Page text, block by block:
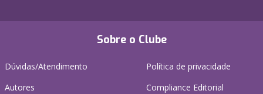
Sobre o Clube
Dúvidas/Atendimento
Autores
Política de privacidade
Compliance Editorial